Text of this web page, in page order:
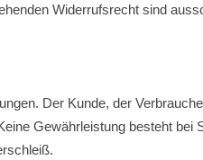
Widerrufsrecht sind
Der Kunde, der
Gewährleistung besteht bei